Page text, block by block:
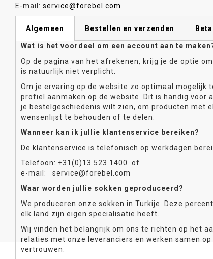
E-mail: service@forebel.com
Algemeen Bestellen en verzenden
Wat is het voordeel om een account aan te
Op de pagina van het afrekenen, krijg je de optie
is natuurlijk niet verplicht.
Om je ervaring op de website zo optimaal mogelijk
profiel aanmaken op de website. Dit is handig voor
je bestelgeschiedenis wilt zien, om producten met
wensenlijst te behouden of te delen.
Wanneer kan ik jullie klantenservice bereiken?
De klantenservice is telefonisch op werkdagen
Telefoon: +31(0)13 523 1400 of
e-mail: service@forebel.com
Waar worden jullie sokken geproduceerd?
We produceren onze sokken in Turkije. Deze
elk land zijn eigen specialisatie heeft.
Wij vinden het belangrijk om ons te richten op het
relaties met onze leveranciers en werken samen
vertrouwen.